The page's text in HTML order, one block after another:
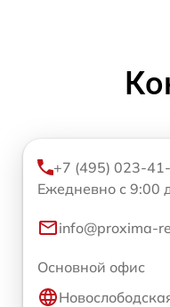
+7 (495) 023-
Ежедневно с 9:00
info@proxima-
Основной офис